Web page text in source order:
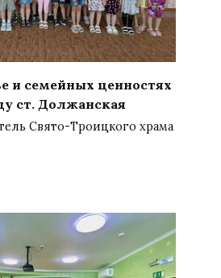
и семейных ценностях
ст. Должанская
Свято-Троицкого храма